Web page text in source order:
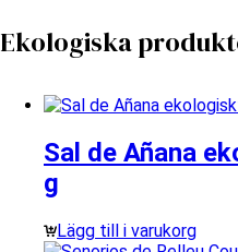
Ekologiska
Sal de Añana
g
Lägg till i varukorg